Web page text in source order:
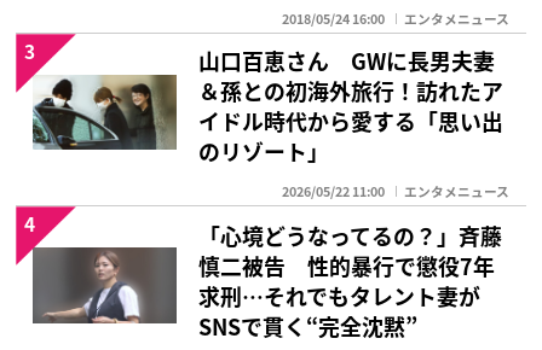
2018/05/24 16:00 エンタメニュース
山口百恵さん GWに長男夫妻
＆孫との初海外旅行！訪れたア
イドル時代から愛する「思い出
のリゾート」
2026/05/22 11:00 エンタメニュース
3
「心境どうなってるの？」斉藤
慎二被告 性的暴行で懲役7年
求刑…それでもタレント妻が
SNSで貫く“完全沈黙”
4